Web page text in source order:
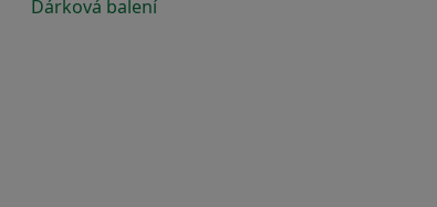
Dárková balení